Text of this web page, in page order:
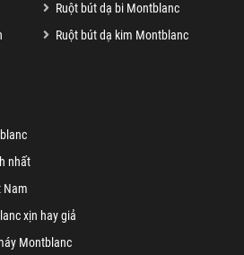
Ruột bút dạ bi Montblanc
Ruột bút dạ kim Montblanc
nhất
Nam
xịn hay giả
Montblanc